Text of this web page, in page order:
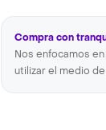
Compra con
Nos enfocamos
utilizar el medio